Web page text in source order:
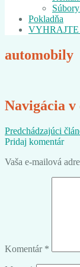
Pokladňa
automobily
Navigácia v
Predchádzajúci
Pridaj komentár
Vaša e-mailová
Komentár *